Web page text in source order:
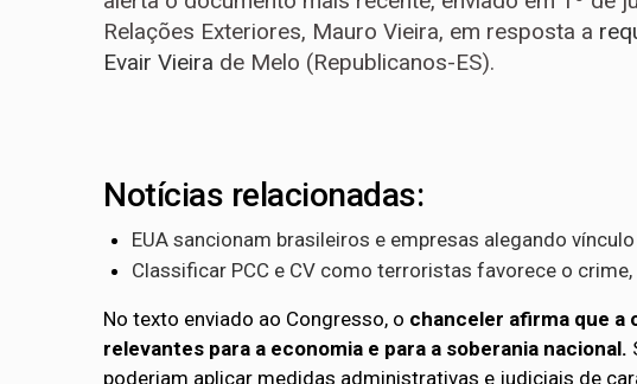
Relações Exteriores, Mauro Vieira, em resposta a
Evair Vieira de Melo (Republicanos-ES).
Notícias relacionadas:
EUA sancionam brasileiros e empresas alegando vínculo
Classificar PCC e CV como terroristas favorece o
No texto enviado ao Congresso, o chanceler afirma que a
relevantes para a economia e para a soberania nacional.
poderiam aplicar medidas administrativas e judiciais de